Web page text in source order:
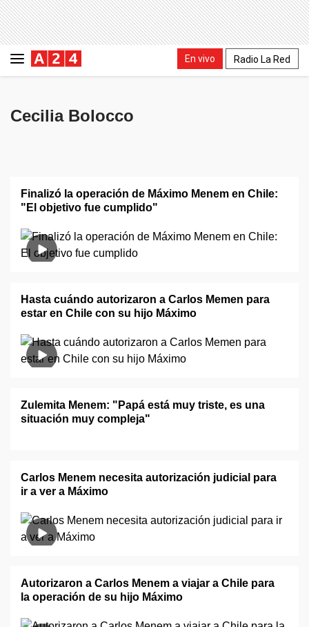
En vivo Radio La Red
Cecilia Bolocco
Finalizó la operación de Máximo Menem en Chile:
"El objetivo fue cumplido"
Hasta cuándo autorizaron a Carlos Memen para
estar en Chile con su hijo Máximo
Zulemita Menem: "Papá está muy triste, es una
situación muy compleja"
Carlos Menem necesita autorización judicial para
ir a ver a Máximo
Autorizaron a Carlos Menem a viajar a Chile para
la operación de su hijo Máximo